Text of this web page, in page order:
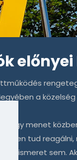
előnyei
a
hogy menet
tud
helyismeret sem.